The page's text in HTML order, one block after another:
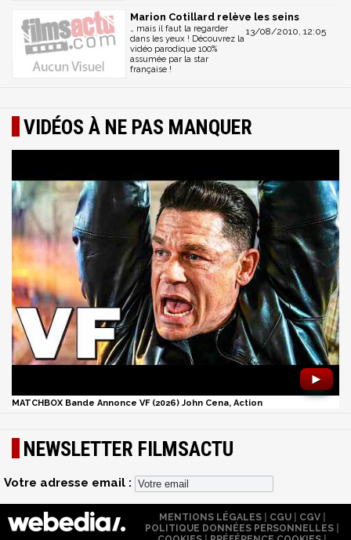
Marion Cotillard relève les seins
13/08/2010, 12:05
… mais il faut la regarder
dans les yeux ! Découvrez la
vidéo parodique 100%
assumée par la star
française !
VIDÉOS À NE PAS MANQUER
►
MATCHBOX Bande Annonce VF (2026) John Cena, Action
NEWSLETTER FILMSACTU
Votre adresse email :
MENTIONS LÉGALES| CGU| CGV|
POLITIQUE DONNÉES PERSONNELLES